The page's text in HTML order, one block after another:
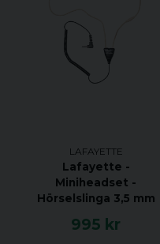
LAFAYETTE
Lafayette -
Miniheadset -
Hörselslinga 3,5 mm
995 kr